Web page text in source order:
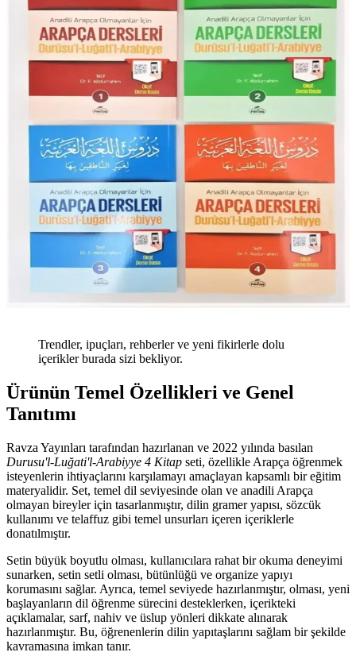
Trendler, ipuçları, rehberler ve yeni fikirlerle dolu
içerikler burada sizi bekliyor.
Ürünün Temel Özellikleri ve Genel
Tanıtımı
Ravza Yayınları tarafından hazırlanan ve 2022 yılında basılan
Durusu'l-Luğati'l-Arabiyye 4 Kitap seti, özellikle Arapça öğrenmek
isteyenlerin ihtiyaçlarını karşılamayı amaçlayan kapsamlı bir eğitim
materyalidir. Set, temel dil seviyesinde olan ve anadili Arapça
olmayan bireyler için tasarlanmıştır, dilin gramer yapısı, sözcük
kullanımı ve telaffuz gibi temel unsurları içeren içeriklerle
donatılmıştır.
Setin büyük boyutlu olması, kullanıcılara rahat bir okuma deneyimi
sunarken, setin setli olması, bütünlüğü ve organize yapıyı
korumasını sağlar. Ayrıca, temel seviyede hazırlanmıştır, olması, yeni
başlayanların dil öğrenme sürecini desteklerken, içerikteki
açıklamalar, sarf, nahiv ve üslup yönleri dikkate alınarak
hazırlanmıştır. Bu, öğrenenlerin dilin yapıtaşlarını sağlam bir şekilde
kavramasına imkan tanır.